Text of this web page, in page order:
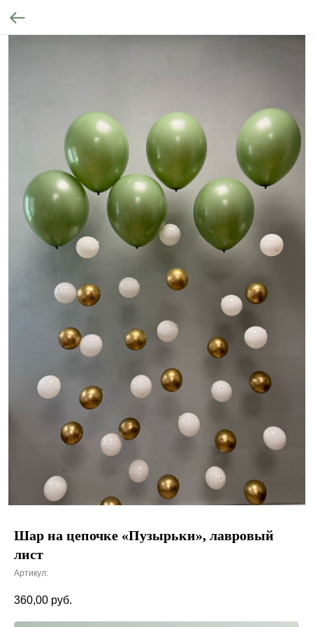
Шар на цепочке «Пузырьки», лавровый
лист
Артикул:
360,00 руб.